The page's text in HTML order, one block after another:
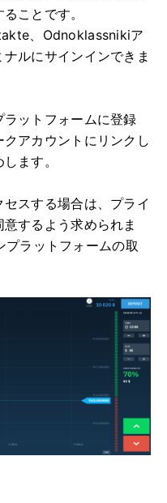
ことです。
、Odnoklassnikiア
ルにサインインできま
ットフォームに登録
アカウントにリンクし
ます。
スする場合は、プライ
するよう求められま
ラットフォームの取